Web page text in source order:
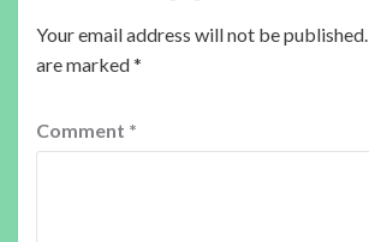
Your email address will not be published.
are marked*
Comment *